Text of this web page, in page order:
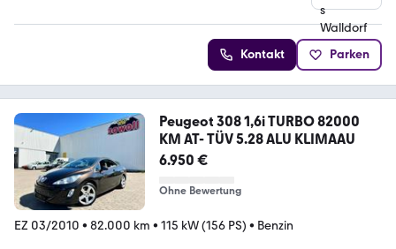
Kontakt Parken
Peugeot 308 1,6i TURBO 82000
KM AT- TÜV 5.28 ALU KLIMAAU
6.950 €
Ohne Bewertung
EZ 03/2010 • 82.000 km • 115 kW (156 PS) • Benzin